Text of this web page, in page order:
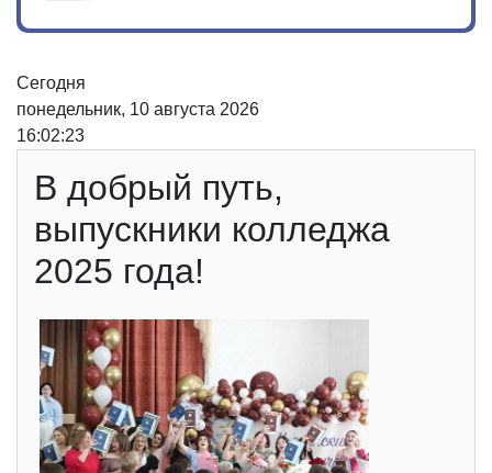
Сегодня
понедельник, 10 августа 2026
16:02:23
В добрый путь,
выпускники колледжа
2025 года!